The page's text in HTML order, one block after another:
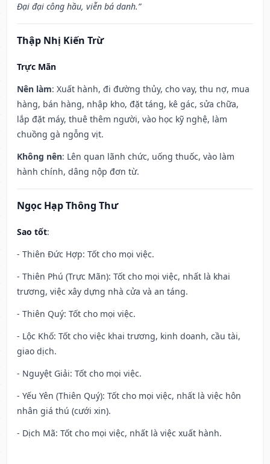
Đại đại công hầu, viễn bá danh.”
Thập Nhị Kiến Trừ
Trực Mãn
Nên làm: Xuất hành, đi đường thủy, cho vay, thu nợ, mua
hàng, bán hàng, nhập kho, đặt táng, kê gác, sửa chữa,
lắp đặt máy, thuê thêm người, vào học kỹ nghệ, làm
chuồng gà ngỗng vịt.
Không nên: Lên quan lãnh chức, uống thuốc, vào làm
hành chính, dâng nộp đơn từ.
Ngọc Hạp Thông Thư
Sao tốt:
- Thiên Đức Hợp: Tốt cho mọi việc.
- Thiên Phú (Trực Mãn): Tốt cho mọi việc, nhất là khai
trương, việc xây dựng nhà cửa và an táng.
- Thiên Quý: Tốt cho mọi việc.
- Lộc Khố: Tốt cho việc khai trương, kinh doanh, cầu tài,
giao dịch.
- Nguyệt Giải: Tốt cho mọi việc.
- Yếu Yên (Thiên Quý): Tốt cho mọi việc, nhất là việc hôn
nhân giá thú (cưới xin).
- Dịch Mã: Tốt cho mọi việc, nhất là việc xuất hành.